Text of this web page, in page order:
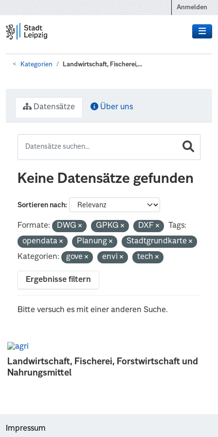
Anmelden
Kategorien Landwirtschaft, Fischerei,...
Landwirtschaft, Fischerei, Forstwirtschaft und
Nahrungsmittel
Datensätze Über uns
Keine Datensätze gefunden
Sortieren nach
Formate: DWG GPKG DXF
Tags:
opendata
Planung
Stadtgrundkarte
Kategorien:
gove envi tech
Ergebnisse filtern
Bitte versuch es mit einer anderen Suche.
Impressum